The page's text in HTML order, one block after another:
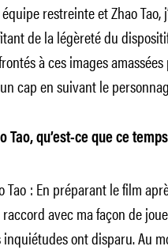
restreinte et Zhao
de la légèreté du
à ces images
cap en suivant le
Tao, qu’est-ce que ce
Tao : En préparant le film
avec ma façon de
inquiétudes ont disparu. Au